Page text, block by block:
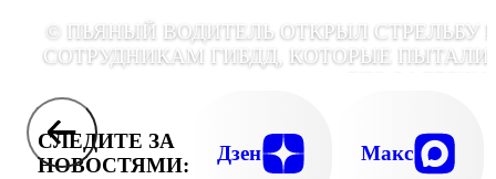
© ПЬЯНЫЙ ВОДИТЕЛЬ ОТКРЫЛ СТРЕЛЬБУ
СОТРУДНИКАМ ГИБДД, КОТОРЫЕ
СЛЕДИТЕ ЗА
НОВОСТЯМИ:
Дзен Макс